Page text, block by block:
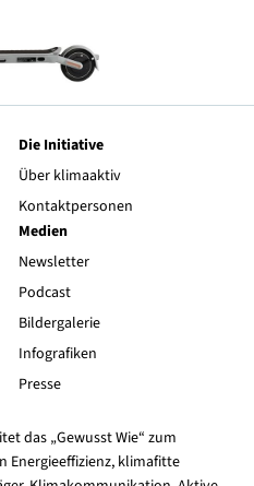
Die Initiative
Über klimaaktiv
Kontaktpersonen
Medien
Newsletter
Podcast
Bildergalerie
Infografiken
Presse
das „Gewusst Wie“ zum
Energieeffizienz, klimafitte